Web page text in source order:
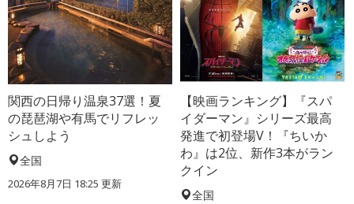
関西の日帰り温泉37選！夏
の琵琶湖や有馬でリフレッ
シュしよう
全国
2026年8月7日 18:25 更新
【映画ランキング】『スパ
イダーマン』シリーズ最高
発進で初登場V！『ちいか
わ』は2位、新作3本がラン
クイン
全国